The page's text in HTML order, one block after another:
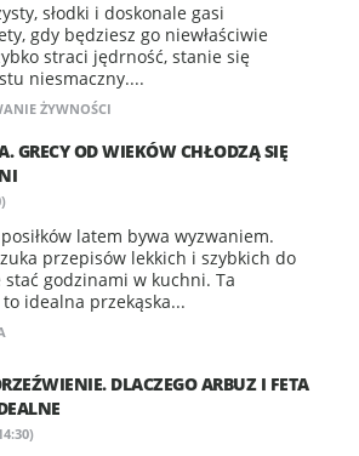
słodki i doskonale gasi
gdy będziesz go niewłaściwie
straci jędrność, stanie się
niesmaczny....
ŻYWNOŚCI
GRECY OD WIEKÓW CHŁODZĄ SIĘ
latem bywa wyzwaniem.
przepisów lekkich i szybkich do
godzinami w kuchni. Ta
idealna przekąska...
DLACZEGO ARBUZ I FETA